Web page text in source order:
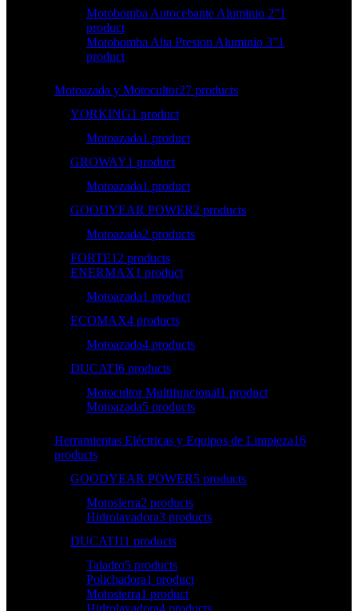
Motobomba Autocebante Aluminio 2”1
product
Motobomba Alta Presion Aluminio 3”1
product
Motoazada y Motocultor27 products
YORKING1 product
Motoazada1 product
GROWAY1 product
Motoazada1 product
GOODYEAR POWER2 products
Motoazada2 products
FORTE12 products
ENERMAX1 product
Motoazada1 product
ECOMAX4 products
Motoazada4 products
DUCATI6 products
Motocultor Multifuncional1 product
Motoazada5 products
Herramientas Eléctricas y Equipos de Limpieza16
products
GOODYEAR POWER5 products
Motosierra2 products
Hidrolavadora3 products
DUCATI11 products
Taladro5 products
Polichadora1 product
Motosierra1 product
Hidrolavadora4 products